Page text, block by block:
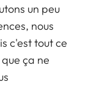
un peu
nous
c'est tout ce
ça ne